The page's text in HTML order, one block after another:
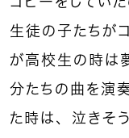
生徒の子たちが
が高校生の時は
分たちの曲を演
た時は、泣きそ